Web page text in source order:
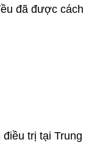
đã được cách
trị tại Trung